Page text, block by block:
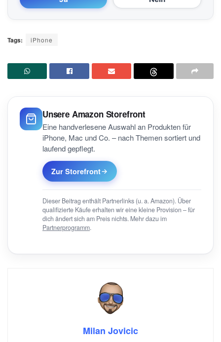
Tags: iPhone
Unsere Amazon Storefront
Eine handverlesene Auswahl an Produkten für
iPhone, Mac und Co. – nach Themen sortiert und
laufend gepflegt.
Zur Storefront
Dieser Beitrag enthält Partnerlinks (u. a. Amazon). Über
qualifizierte Käufe erhalten wir eine kleine Provision – für
dich ändert sich am Preis nichts. Mehr dazu im
Partnerprogramm.
Milan Jovicic